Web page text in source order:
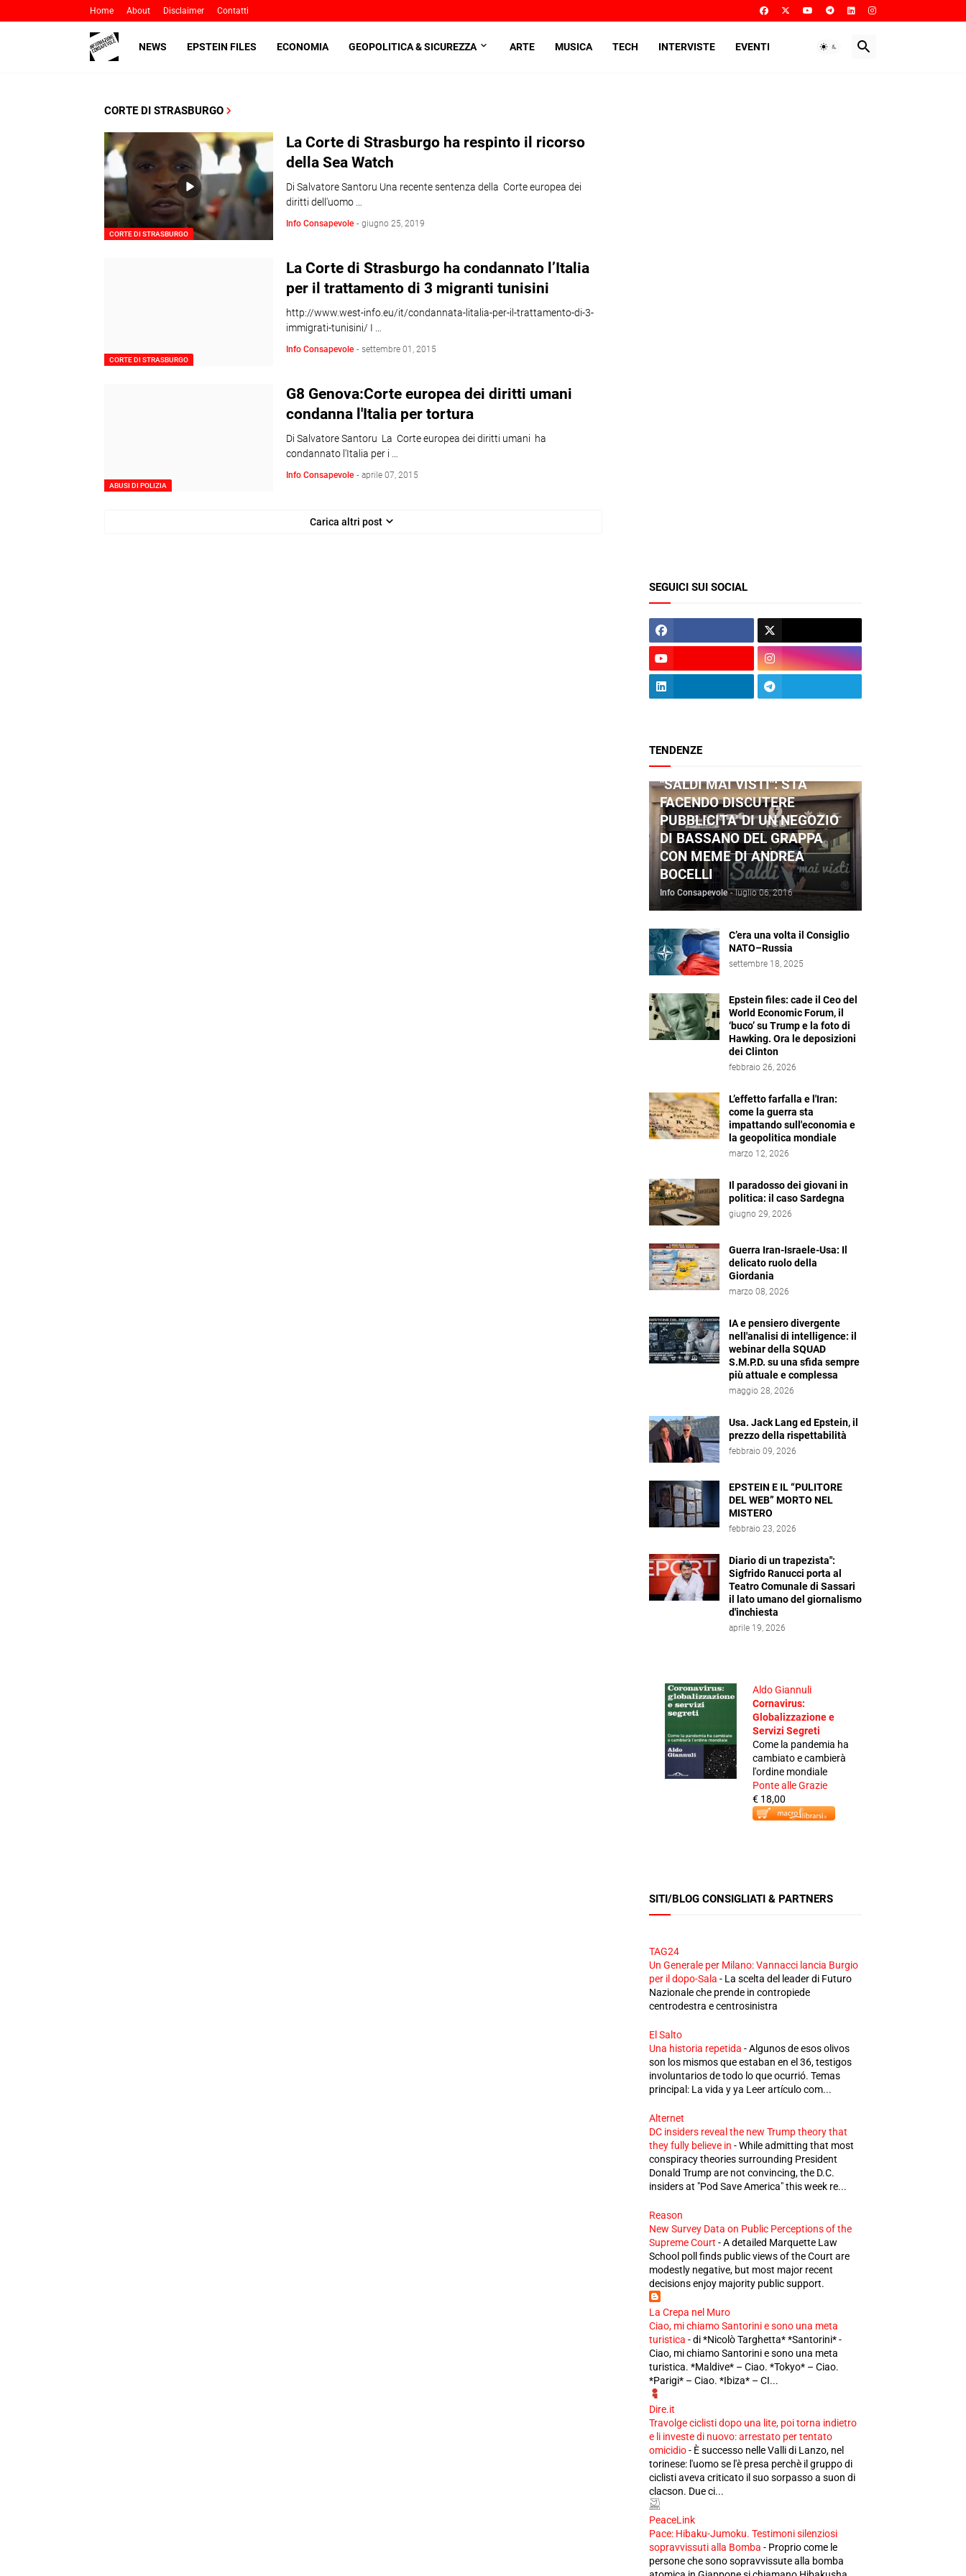
Home About Disclaimer Contatti
NEWS EPSTEIN FILES ECONOMIA GEOPOLITICA & SICUREZZA ARTE MUSICA TECH INTERVISTE EVENTI
CORTE DI STRASBURGO
CORTE DI STRASBURGO
La Corte di Strasburgo ha respinto il ricorso
della Sea Watch
Di Salvatore Santoru Una recente sentenza della Corte europea dei
diritti dell'uomo …
Info Consapevole - giugno 25, 2019
CORTE DI STRASBURGO
La Corte di Strasburgo ha condannato l’Italia
per il trattamento di 3 migranti tunisini
http://www.west-info.eu/it/condannata-litalia-per-il-trattamento-di-3-
immigrati-tunisini/ I …
Info Consapevole - settembre 01, 2015
ABUSI DI POLIZIA
G8 Genova:Corte europea dei diritti umani
condanna l'Italia per tortura
Di Salvatore Santoru La Corte europea dei diritti umani ha
condannato l'Italia per i …
Info Consapevole - aprile 07, 2015
Carica altri post
SEGUICI SUI SOCIAL
TENDENZE
"SALDI MAI VISTI": STA
FACENDO DISCUTERE
PUBBLICITA' DI UN NEGOZIO
DI BASSANO DEL GRAPPA
CON MEME DI ANDREA
BOCELLI
Info Consapevole - luglio 06, 2016
C’era una volta il Consiglio
NATO–Russia
settembre 18, 2025
Epstein files: cade il Ceo del
World Economic Forum, il
‘buco’ su Trump e la foto di
Hawking. Ora le deposizioni
dei Clinton
febbraio 26, 2026
L’effetto farfalla e l'Iran:
come la guerra sta
impattando sull'economia e
la geopolitica mondiale
marzo 12, 2026
Il paradosso dei giovani in
politica: il caso Sardegna
giugno 29, 2026
Guerra Iran-Israele-Usa: Il
delicato ruolo della
Giordania
marzo 08, 2026
IA e pensiero divergente
nell'analisi di intelligence: il
webinar della SQUAD
S.M.P.D. su una sfida sempre
più attuale e complessa
maggio 28, 2026
Usa. Jack Lang ed Epstein, il
prezzo della rispettabilità
febbraio 09, 2026
EPSTEIN E IL “PULITORE
DEL WEB” MORTO NEL
MISTERO
febbraio 23, 2026
Diario di un trapezista":
Sigfrido Ranucci porta al
Teatro Comunale di Sassari
il lato umano del giornalismo
d'inchiesta
aprile 19, 2026
Aldo Giannuli
Cornavirus:
Globalizzazione e
Servizi Segreti
Come la pandemia ha
cambiato e cambierà
l'ordine mondiale
Ponte alle Grazie
€ 18,00
SITI/BLOG CONSIGLIATI & PARTNERS
TAG24
Un Generale per Milano: Vannacci lancia Burgio
per il dopo-Sala - La scelta del leader di Futuro
Nazionale che prende in contropiede
centrodestra e centrosinistra
El Salto
Una historia repetida -Algunos de esos olivos
son los mismos que estaban en el 36, testigos
involuntarios de todo lo que ocurrió. Temas
principal: La vida y ya Leer artículo com...
Alternet
DC insiders reveal the new Trump theory that
they fully believe in -While admitting that most
conspiracy theories surrounding President
Donald Trump are not convincing, the D.C.
insiders at "Pod Save America" this week re...
Reason
New Survey Data on Public Perceptions of the
Supreme Court -A detailed Marquette Law
School poll finds public views of the Court are
modestly negative, but most major recent
decisions enjoy majority public support.
La Crepa nel Muro
Ciao, mi chiamo Santorini e sono una meta
turistica -di *Nicolò Targhetta* *Santorini* -
Ciao, mi chiamo Santorini e sono una meta
turistica. *Maldive* – Ciao. *Tokyo* – Ciao.
*Parigi* – Ciao. *Ibiza* – CI...
Dire.it
Travolge ciclisti dopo una lite, poi torna indietro
e li investe di nuovo: arrestato per tentato
omicidio- È successo nelle Valli di Lanzo, nel
torinese: l'uomo se l'è presa perchè il gruppo di
ciclisti aveva criticato il suo sorpasso a suon di
clacson. Due ci...
PeaceLink
Pace: Hibaku-Jumoku. Testimoni silenziosi
sopravvissuti alla Bomba - Proprio come le
persone che sono sopravvissute alla bomba